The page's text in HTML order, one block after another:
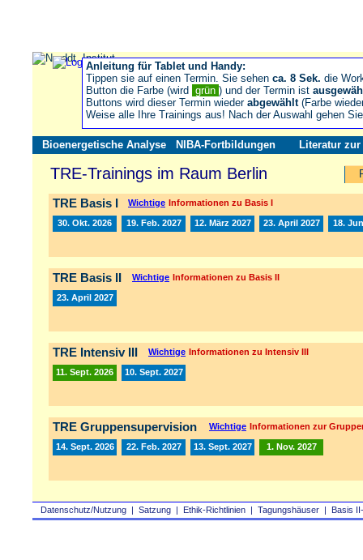
Datenschutz/Nutzung | Satzung | Ethik-Richtlinien | Tagungshäuser | Basis
Bioenergetische Analyse NIBA-Fortbildungen Literatur zur
TRE-Trainings im Raum Berlin
TRE Basis I Wichtige Informationen zu Basis I
30. Okt. 2026 19. Feb. 2027 12. März 2027 23. April 2027 18.
TRE Basis II Wichtige Informationen zu Basis II
23. April 2027
TRE Intensiv III Wichtige Informationen zu Intensiv III
11. Sept. 2026 10. Sept. 2027
TRE Gruppensupervision Wichtige Informationen zur
14. Sept. 2026 22. Feb. 2027 13. Sept. 2027 1. Nov. 2027
Anleitung für Tablet und Handy:
Tippen sie auf einen Termin. Sie sehen ca. 8 Sek. die
Button die Farbe (wird grün ) und der Termin ist
Buttons wird dieser Termin wieder abgewählt(Farbe
Weise alle Ihre Trainings aus! Nach der Auswahl gehen